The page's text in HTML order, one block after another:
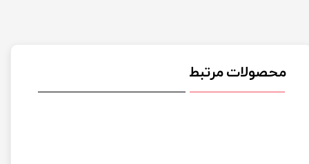
محصولات مرتبط